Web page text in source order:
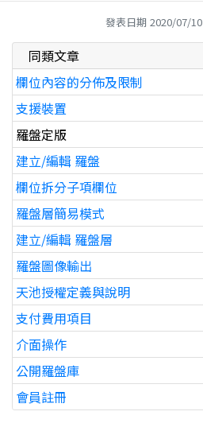
發表日期 2020/07/10
同類文章
欄位內容的分佈及限制
支援裝置
羅盤定版
建立/編輯 羅盤
欄位拆分子項欄位
羅盤層簡易模式
建立/編輯 羅盤層
羅盤圖像輸出
天池授權定義與說明
支付費用項目
介面操作
公開羅盤庫
會員註冊